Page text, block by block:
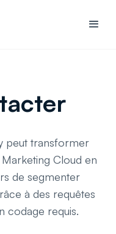
peut transformer
Cloud en
de segmenter
à des requêtes
codage requis.